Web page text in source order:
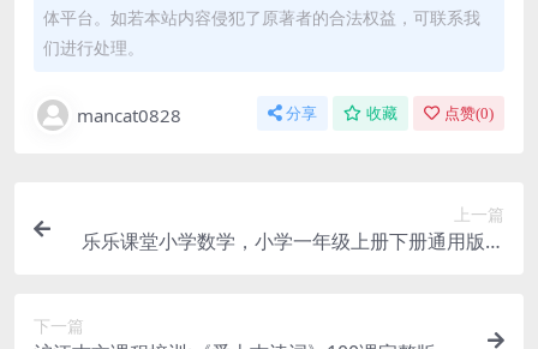
体平台。如若本站内容侵犯了原著者的合法权益，可联系我
们进行处理。
mancat0828 分享 收藏 点赞(0)
上一篇
乐乐课堂小学数学，小学一年级上册下册通用版教
下一篇